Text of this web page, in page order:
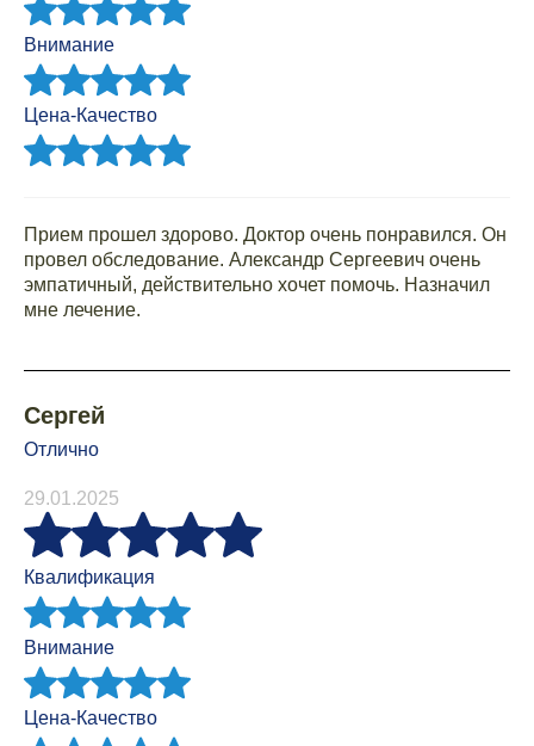
Внимание
Цена-Качество
Прием прошел здорово. Доктор очень понравился. Он
провел обследование. Александр Сергеевич очень
эмпатичный, действительно хочет помочь. Назначил
мне лечение.
Сергей
Отлично
29.01.2025
Квалификация
Внимание
Цена-Качество